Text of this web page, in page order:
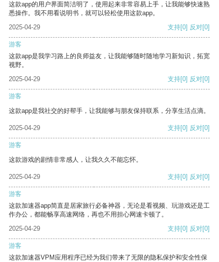
这款app的用户界面简洁明了，使用起来非常容易上手，让我能够快速熟
悉操作。我不用看说明书，就可以轻松使用这款app。
2025-04-29
支持[0] 反对[0]
游客
这款app是我学习路上的良师益友，让我能够随时随地学习新知识，拓宽
视野。
2025-04-29
支持[0] 反对[0]
游客
这款app是我社交的好帮手，让我能够与朋友保持联系，分享生活点滴。
2025-04-29 支持[0] 反对[0]
游客
这款游戏的剧情非常感人，让我久久不能忘怀。
2025-04-29 支持[0] 反对[0]
游客
这款加速器app简直是居家旅行必备神器，无论是看视频、玩游戏还是工
作办公，都能畅享高速网络，再也不用担心网速卡顿了。
2025-04-29
支持[0] 反对[0]
游客
这款加速器VPM应用程序已经为我们带来了无限的隐私保护和安全性保